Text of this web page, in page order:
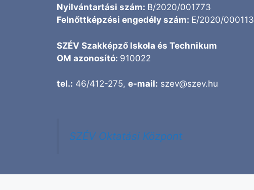
Nyilvántartási szám: B/2020/001773
Felnőttképzési engedély szám: E/2020/000113
SZÉV Szakképző Iskola és Technikum
OM azonosító: 910022
tel.: 46/412-275, e-mail: szev@szev.hu
SZÉV Oktatási Központ